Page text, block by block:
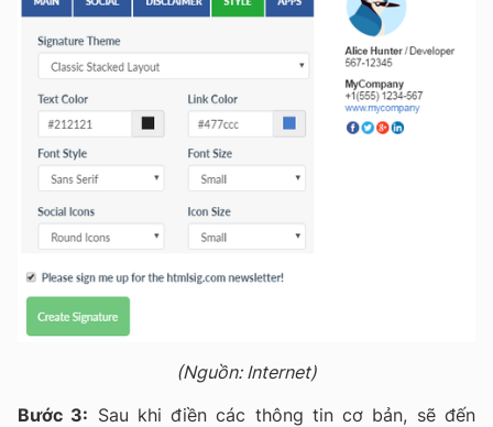
(Nguồn: Internet)
Bước 3: Sau khi điền các thông tin cơ bản, sẽ đến